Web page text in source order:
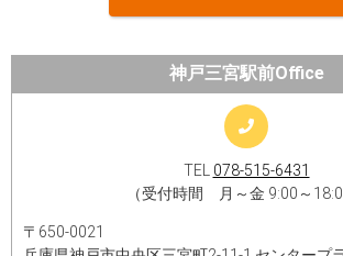
神戸三宮駅前Office
TEL 078-515-6431
（受付時間 月～金 9:00～
〒650-0021